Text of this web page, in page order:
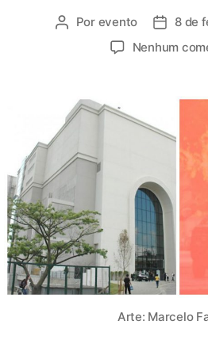
Por evento
8 de
Nenhum
Arte: Marcelo